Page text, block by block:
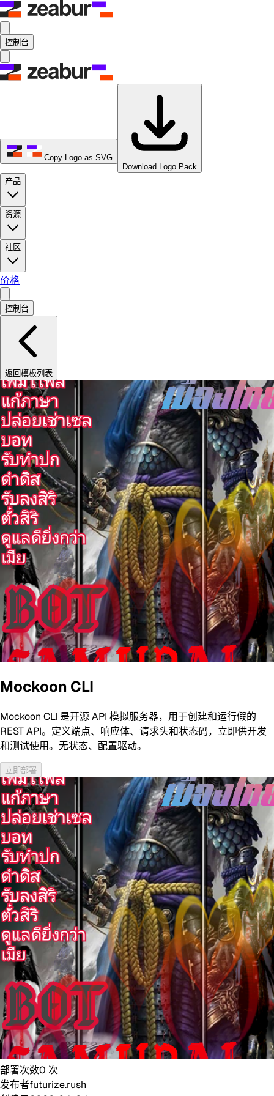
控制台
Copy Logo as SVG
Download Logo Pack
产品
资源
社区
价格
控制台
返回模板列表
Mockoon CLI
Mockoon CLI 是开源 API 模拟服务器，用于创建和运行假的
REST API。定义端点、响应体、请求头和状态码，立即供开发
和测试使用。无状态、配置驱动。
立即部署
部署次数0 次
发布者futurize.rush